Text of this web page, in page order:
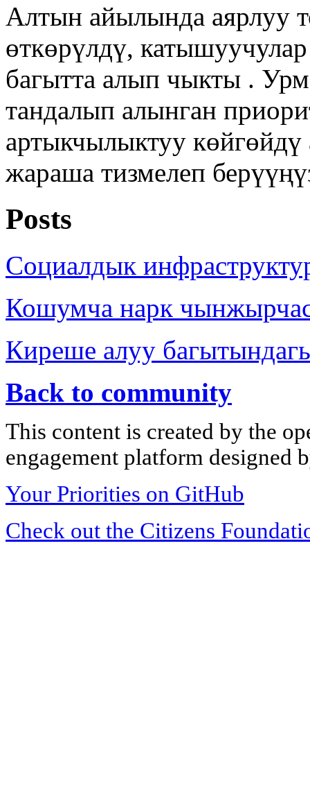
Алтын айылында аярлуу
өткөрүлдү,
багытта алып чыкты .
тандалып алынган
артыкчылыктуу көйгөйдү
жараша тизмелеп
Posts
Социалдык
Кошумча нарк
Киреше алуу
Back to community
This content is created by the
engagement platform designed
Your Priorities on GitHub
Check out the Citizens